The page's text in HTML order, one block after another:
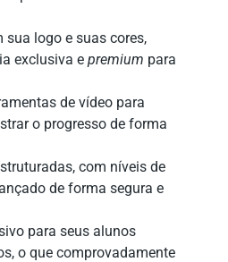
logo e suas cores,
exclusiva e premium para
de vídeo para
o progresso de forma
com níveis de
de forma segura e
para seus alunos
o que comprovadamente